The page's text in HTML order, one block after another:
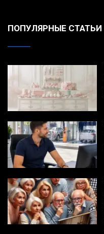
ПОПУЛЯРНЫЕ СТАТЬИ